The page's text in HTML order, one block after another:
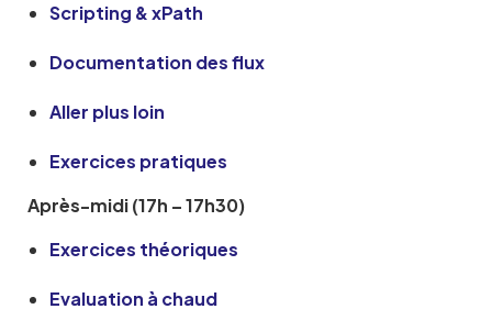
Scripting & xPath
Documentation des flux
Aller plus loin
Exercices pratiques
Après-midi (17h – 17h30)
Exercices théoriques
Evaluation à chaud